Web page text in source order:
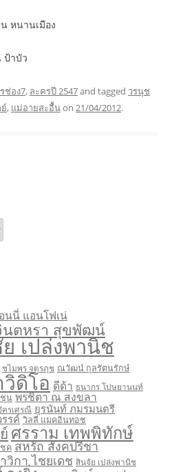
หนานเมือง
ป้าบัว
ช่อง7, ละครปี 2547and tagged วรนุช
, แม่อายสะอื้นon 21/04/2012.
นนี่ แอนโฟเน่
นตหรา สุขพัฒน์
เปล่งพานิช
ชไมพร จตุรภุช ณวัฒน์ กุลรัตนรักษ์
ดิโอ ดีด้า ธนากร โปษยานนท์
น พรชิตา ณ สงขลา
รเศรณี ยุรนันท์ ภมรมนตรี
รค์ วิลลี่ แมคอินทอช
ศรราม เทพพิทักษ์
ค สหรัถ สังคปรีชา
วิกา ไชยเดช สินจัย เปล่งพานิช